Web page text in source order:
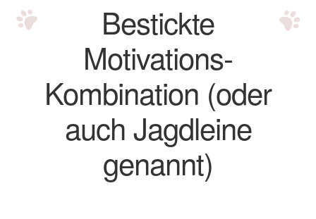
City Halsband Dotty beige Cord
City Halsband Dotty braun Cord
Herzilein Halsbänder
Landhaus Halsbänder
Savanna Halsbänder
Bestickte
Motivations-
Kombination (oder
auch Jagdleine
genannt)